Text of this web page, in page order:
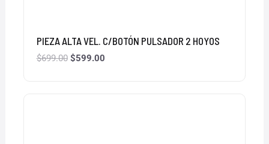
PIEZA ALTA VEL. C/BOTÓN PULSADOR 2 HOYOS
$699.00 $599.00